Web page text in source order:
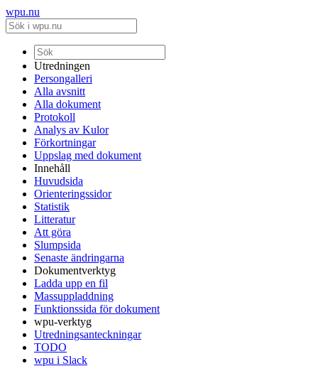
wpu.nu
Utredningen
Persongalleri
Alla avsnitt
Alla dokument
Protokoll
Analys av Kulor
Förkortningar
Uppslag med dokument
Innehåll
Huvudsida
Orienteringssidor
Statistik
Litteratur
Att göra
Slumpsida
Senaste ändringarna
Dokumentverktyg
Ladda upp en fil
Massuppladdning
Funktionssida för dokument
wpu-verktyg
Utredningsanteckningar
TODO
wpu i Slack